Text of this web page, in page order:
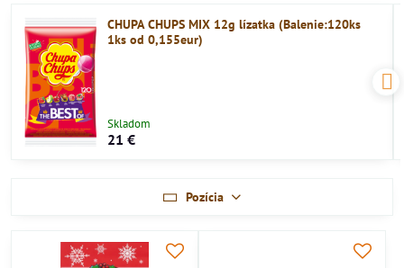
CHUPA CHUPS MIX 12g lízatka (Balenie:120ks
1ks od 0,155eur)
Skladom
21 €
Pozícia